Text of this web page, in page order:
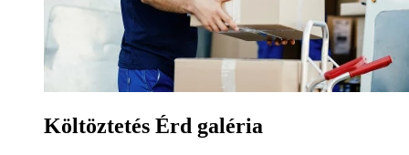
Költöztetés Érd galéria